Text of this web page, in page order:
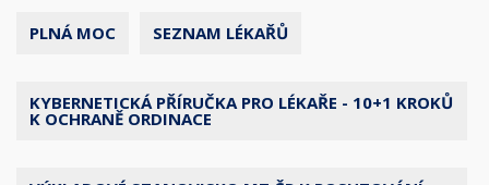
PLNÁ MOC SEZNAM LÉKAŘŮ
KYBERNETICKÁ PŘÍRUČKA PRO LÉKAŘE - 10+1 KROKŮ
K OCHRANĚ ORDINACE